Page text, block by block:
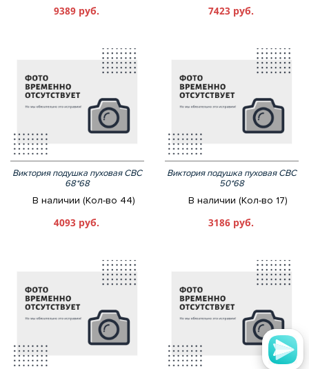
9389 руб. 7423 руб.
Виктория подушка пуховая СВС
68*68
В наличии (Кол-во 44)
4093 руб.
Виктория подушка пуховая СВС
50*68
В наличии (Кол-во 17)
3186 руб.